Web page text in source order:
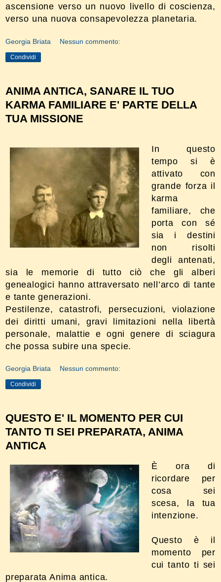
ascensione verso un nuovo livello di coscienza,
verso una nuova consapevolezza planetaria.
Georgia Briata Nessun commento:
Condividi
ANIMA ANTICA, SANARE IL TUO
KARMA FAMILIARE E' PARTE DELLA
TUA MISSIONE
In questo
tempo si è
attivato con
grande forza il
karma
familiare, che
porta con sé
sia i destini
non risolti
degli antenati,
sia le memorie di tutto ciò che gli alberi
genealogici hanno attraversato nell’arco di tante
e tante generazioni.
Pestilenze, catastrofi, persecuzioni, violazione
dei diritti umani, gravi limitazioni nella libertà
personale, malattie e ogni genere di sciagura
che possa subire una specie.
Georgia Briata Nessun commento:
Condividi
QUESTO E' IL MOMENTO PER CUI
TANTO TI SEI PREPARATA, ANIMA
ANTICA
È ora di
ricordare per
cosa sei
scesa, la tua
intenzione.
Questo è il
momento per
cui tanto ti sei
preparata Anima antica.